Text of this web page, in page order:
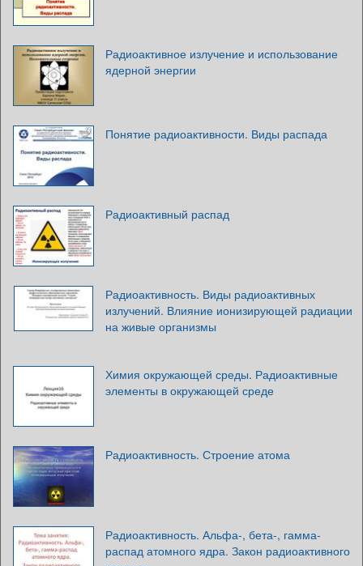
Радиоактивное излучение и использование
ядерной энергии
Понятие радиоактивности. Виды распада
Радиоактивный распад
Радиоактивность. Виды радиоактивных
излучений. Влияние ионизирующей радиации
на живые организмы
Химия окружающей среды. Радиоактивные
элементы в окружающей среде
Радиоактивность. Строение атома
Радиоактивность. Альфа-, бета-, гамма-
распад атомного ядра. Закон радиоактивного